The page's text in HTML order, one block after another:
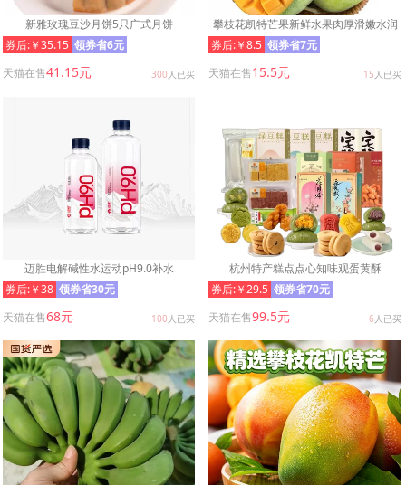
新雅玫瑰豆沙月饼5只广式月饼
券后:￥35.15 领券省6元
天猫在售41.15元 300 人已买
攀枝花凯特芒果新鲜水果肉厚滑嫩水润
多汁当季现摘
券后:￥8.5 领券省7元
天猫在售15.5元 15 人已买
迈胜电解碱性水运动pH9.0补水
券后:￥38 领券省30元
天猫在售68元 100 人已买
杭州特产糕点点心知味观蛋黄酥
券后:￥29.5 领券省70元
天猫在售99.5元 6 人已买